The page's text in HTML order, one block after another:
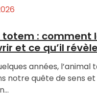
totem : comment
et ce qu’il
années, l’animal
notre quête de sens et